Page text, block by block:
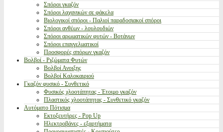
Σπόροι γκαζόν
Σπόροι λαχανικών σε φάκελα
Βιολογικοί σπόροι - Παλιοί παραδοσιακοί σπόροι
Σπόροι ανθέων - λουλουδιών
Σπόροι αρωματικών φυτών - Βοτάνων
Σπόροι επαγγελματικοί
Προσφορές σπόρων γκαζόν
Βολβοί - Ριζώματα Φυτών
Βολβοί Ανοιξης
Βολβοί Καλοκαιριού
Γκαζόν φυσικό - Συνθετικό
Φυσικός χλοοτάπητας - Έτοιμο γκαζόν
Πλαστικός χλοοτάπητας - Συνθετικό γκαζόν
Αυτόματο Πότισμα
Εκτοξευτήρες - Pop Up
Ηλεκτροβάνες - εξαρτήματα